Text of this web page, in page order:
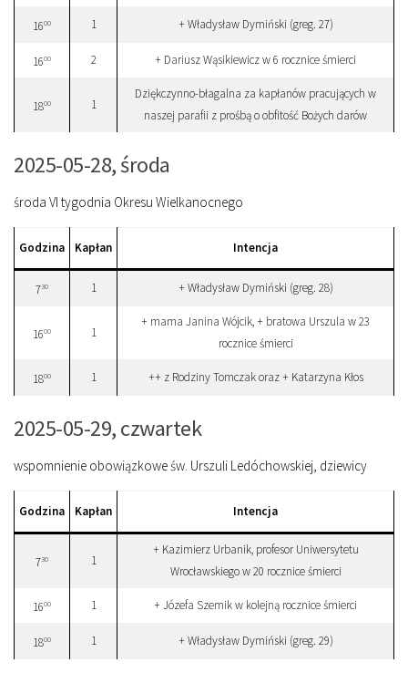
1600 1 + Władysław Dymiński (greg. 27)
1600 2 + Dariusz Wąsikiewicz w 6 rocznice śmierci
1800 1
Dziękczynno-błagalna za kapłanów pracujących w
naszej parafii z prośbą o obfitość Bożych darów
2025-05-28, środa
środa VI tygodnia Okresu Wielkanocnego
Godzina Kapłan Intencja
730 1 + Władysław Dymiński (greg. 28)
1600 1
+ mama Janina Wójcik, + bratowa Urszula w 23
rocznice śmierci
1800 1 ++ z Rodziny Tomczak oraz + Katarzyna Kłos
2025-05-29, czwartek
wspomnienie obowiązkowe św. Urszuli Ledóchowskiej, dziewicy
Godzina Kapłan Intencja
730 1
+ Kazimierz Urbanik, profesor Uniwersytetu
Wrocławskiego w 20 rocznice śmierci
1600 1 + Józefa Szemik w kolejną rocznice śmierci
1800 1 + Władysław Dymiński (greg. 29)